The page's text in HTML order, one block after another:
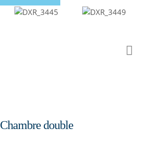
Chambre double